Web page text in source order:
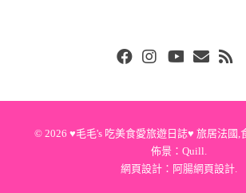
© 2026 ♥毛毛's 吃美食愛旅遊日誌♥ 旅居法國,
佈景： Quill.
網頁設計： 阿腸網頁設計.